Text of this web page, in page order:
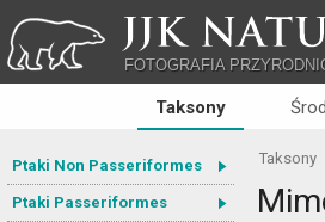
JJK
FOTOGRAFIA
Taksony
Ptaki Non Passeriformes
Ptaki Passeriformes
Taksony